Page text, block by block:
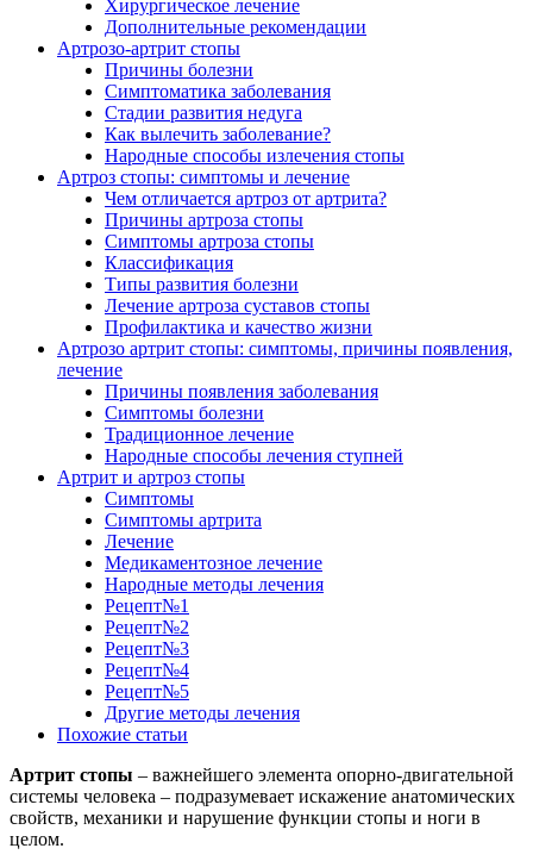
Хирургическое лечение
Дополнительные рекомендации
Артрозо-артрит стопы
Причины болезни
Симптоматика заболевания
Стадии развития недуга
Как вылечить заболевание?
Народные способы излечения стопы
Артроз стопы: симптомы и лечение
Чем отличается артроз от артрита?
Причины артроза стопы
Симптомы артроза стопы
Классификация
Типы развития болезни
Лечение артроза суставов стопы
Профилактика и качество жизни
Артрозо артрит стопы: симптомы, причины появления,
лечение
Причины появления заболевания
Симптомы болезни
Традиционное лечение
Народные способы лечения ступней
Артрит и артроз стопы
Симптомы
Симптомы артрита
Лечение
Медикаментозное лечение
Народные методы лечения
Рецепт№1
Рецепт№2
Рецепт№3
Рецепт№4
Рецепт№5
Другие методы лечения
Похожие статьи
Артрит стопы – важнейшего элемента опорно-двигательной
системы человека – подразумевает искажение анатомических
свойств, механики и нарушение функции стопы и ноги в
целом.